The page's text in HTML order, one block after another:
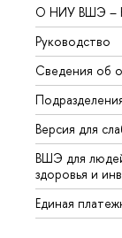
О НИУ ВШЭ –
Руководство
Сведения об
Версия для
ВШЭ для
здоровья и
Единая